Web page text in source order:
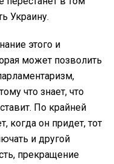
Украину.
этого и
может позволить
что знает, что
По крайней
когда он придет, тот
и другой
прекращение